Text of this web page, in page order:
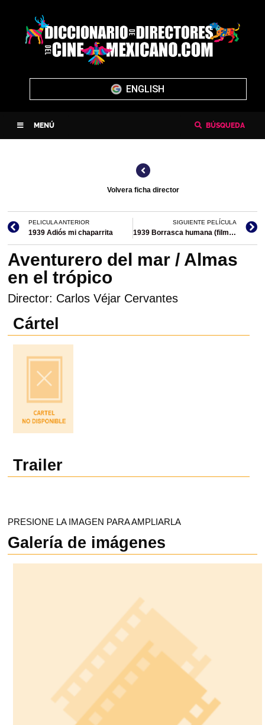
ENGLISH
MENÚ BÚSQUEDA
Volvera ficha director
PELICULA ANTERIOR
1939 Adiós mi chaparrita
SIGUIENTE PELÍCULA
1939 Borrasca humana (filmografía en México)
Aventurero del mar / Almas
en el trópico
Director: Carlos Véjar Cervantes
Cártel
Trailer
PRESIONE LA IMAGEN PARA AMPLIARLA
Galería de imágenes